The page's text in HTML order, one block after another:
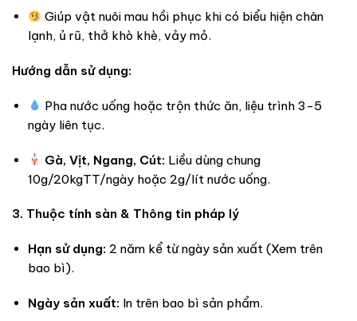
Giúp vật nuôi mau hồi phục khi có biểu hiện chân
lạnh, ủ rũ, thở khò khè, vảy mỏ.
Hướng dẫn sử dụng:
Pha nước uống hoặc trộn thức ăn, liệu trình 3-5
ngày liên tục.
Gà, Vịt, Ngang, Cút: Liều dùng chung
10g/20kgTT/ngày hoặc 2g/lít nước uống.
3. Thuộc tính sàn & Thông tin pháp lý
Hạn sử dụng: 2 năm kể từ ngày sản xuất (Xem trên
bao bì).
Ngày sản xuất: In trên bao bì sản phẩm.